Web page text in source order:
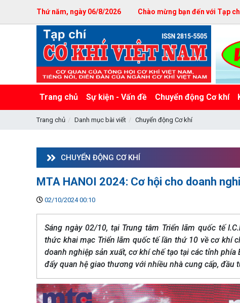
Thứ năm, ngày 06/8/2026 Chào mừng bạn đến với Tạp
Trang chủ Sự kiện - Vấn đề Chuyển động Cơ khí
Trang chủ Danh mục bài viết Chuyển động Cơ khí
CHUYỂN ĐỘNG CƠ KHÍ
MTA HANOI 2024: Cơ hội cho doanh
02/10/2024 00:10
Sáng ngày 02/10, tại Trung tâm Triển lãm quốc tế
thức khai mạc Triển lãm quốc tế lần thứ 10 về cơ khí
doanh nghiệp sản xuất, cơ khí chế tạo tại các tỉnh
đẩy quan hệ giao thương với nhiều nhà cung cấp, đầu